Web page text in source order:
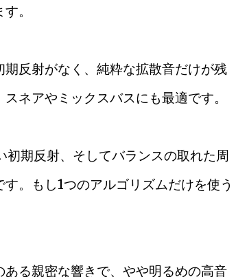
。
反射がなく、純粋な拡散音だけが残
ネアやミックスバスにも最適です。
期反射、そしてバランスの取れた周
。もし1つのアルゴリズムだけを使う
る親密な響きで、やや明るめの高音